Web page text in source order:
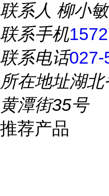
联系人 柳小敏
联系手机
联系电话027-
所在地址湖北
黄潭街35号
推荐产品